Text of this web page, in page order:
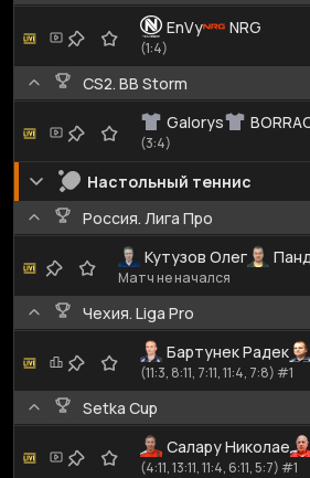
EnVy
NRG
(1:4)
CS2. BB Storm
Galorys
(3:4)
Настольный теннис
Россия. Лига Про
Кутузов Олег
Матч не начался
Чехия. Liga Pro
Бартунек Радек
(11:3, 8:11, 7:11, 11:4, 7:8) #1
Setka Cup
Салару Николае
(4:11, 13:11, 11:4, 6:11, 5:7) #1